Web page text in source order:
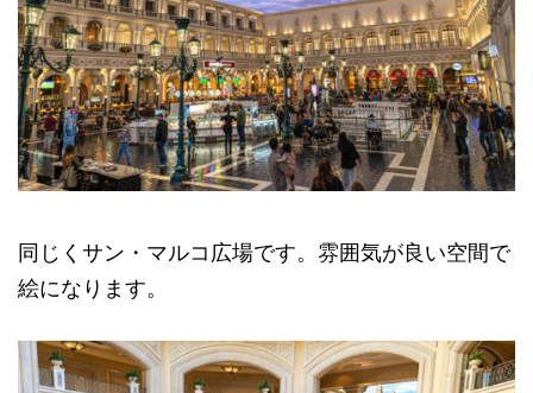
同じくサン・マルコ広場です。雰囲気が良い空間で
絵になります。